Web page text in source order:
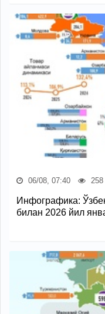
06/08, 07:40 258
Инфографика:
билан 2026 йил